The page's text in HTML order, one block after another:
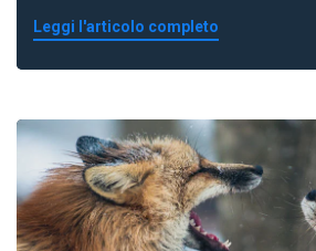
Leggi l'articolo completo